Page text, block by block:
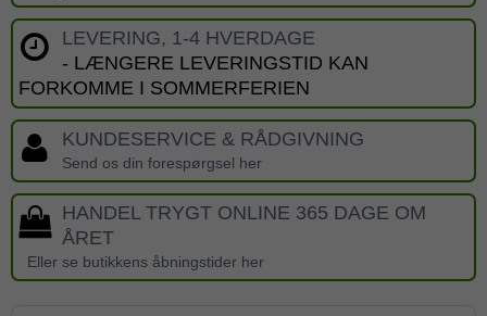
LEVERING, 1-4 HVERDAGE
- LÆNGERE LEVERINGSTID KAN
FORKOMME I SOMMERFERIEN
KUNDESERVICE & RÅDGIVNING
Send os din forespørgsel her
HANDEL TRYGT ONLINE 365 DAGE OM
ÅRET
Eller se butikkens åbningstider her